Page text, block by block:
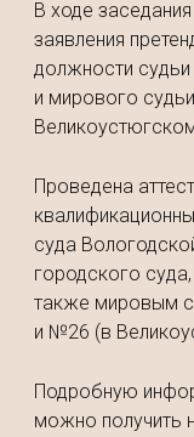
В ходе
заявления
должности
и мирового
Проведена
суда
городского
также мировым
и №26 (в
Подробную
можно получить